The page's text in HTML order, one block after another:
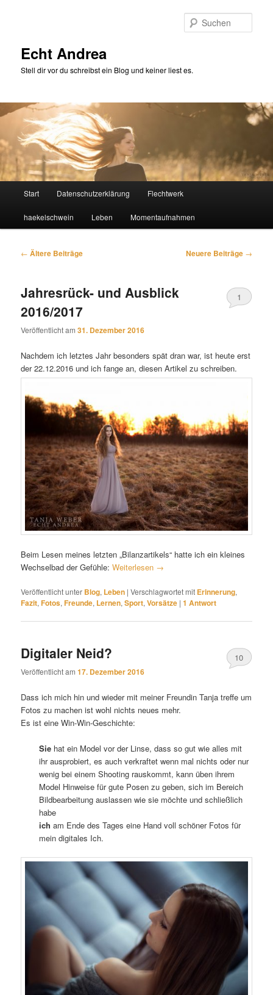
Echt Andrea
Stell dir vor du schreibst ein Blog und keiner liest es.
Start Datenschutzerklärung Flechtwerk
haekelschwein Leben Momentaufnahmen
Beitragsnavigation
← Ältere Beiträge Neuere Beiträge →
Jahresrück- und Ausblick
2016/2017
Veröffentlicht am31. Dezember 2016
1
Nachdem ich letztes Jahr besonders spät dran war, ist heute erst
der 22.12.2016 und ich fange an, diesen Artikel zu schreiben.
Beim Lesen meines letzten „Bilanzartikels“ hatte ich ein kleines
Wechselbad der Gefühle:Weiterlesen →
Veröffentlicht unter Blog, Leben |Verschlagwortet mit Erinnerung,
Fazit,Fotos,Freunde, Lernen,Sport,Vorsätze |1 Antwort
Digitaler Neid?
Veröffentlicht am17. Dezember 2016
10
Dass ich mich hin und wieder mit meiner Freundin Tanja treffe um
Fotos zu machen ist wohl nichts neues mehr.
Es ist eine Win-Win-Geschichte:
Sie hat ein Model vor der Linse, dass so gut wie alles mit
ihr ausprobiert, es auch verkraftet wenn mal nichts oder nur
wenig bei einem Shooting rauskommt, kann üben ihrem
Model Hinweise für gute Posen zu geben, sich im Bereich
Bildbearbeitung auslassen wie sie möchte und schließlich
habe
ich am Ende des Tages eine Hand voll schöner Fotos für
mein digitales Ich.